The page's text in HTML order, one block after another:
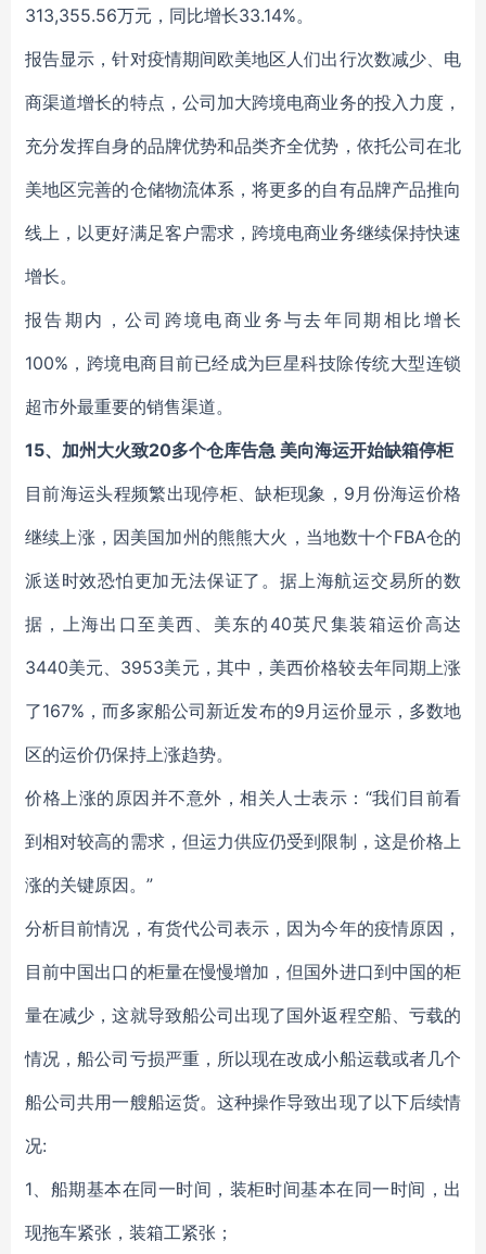
313,355.56万元，同比增长33.14%。
报告显示，针对疫情期间欧美地区人们出行次数减少、电
商渠道增长的特点，公司加大跨境电商业务的投入力度，
充分发挥自身的品牌优势和品类齐全优势，依托公司在北
美地区完善的仓储物流体系，将更多的自有品牌产品推向
线上，以更好满足客户需求，跨境电商业务继续保持快速
增长。
报告期内，公司跨境电商业务与去年同期相比增长
100%，跨境电商目前已经成为巨星科技除传统大型连锁
超市外最重要的销售渠道。
15、加州大火致20多个仓库告急 美向海运开始缺箱停柜
目前海运头程频繁出现停柜、缺柜现象，9月份海运价格
继续上涨，因美国加州的熊熊大火，当地数十个FBA仓的
派送时效恐怕更加无法保证了。据上海航运交易所的数
据，上海出口至美西、美东的40英尺集装箱运价高达
3440美元、3953美元，其中，美西价格较去年同期上涨
了167%，而多家船公司新近发布的9月运价显示，多数地
区的运价仍保持上涨趋势。
价格上涨的原因并不意外，相关人士表示：“我们目前看
到相对较高的需求，但运力供应仍受到限制，这是价格上
涨的关键原因。”
分析目前情况，有货代公司表示，因为今年的疫情原因，
目前中国出口的柜量在慢慢增加，但国外进口到中国的柜
量在减少，这就导致船公司出现了国外返程空船、亏载的
情况，船公司亏损严重，所以现在改成小船运载或者几个
船公司共用一艘船运货。这种操作导致出现了以下后续情
况:
1、船期基本在同一时间，装柜时间基本在同一时间，出
现拖车紧张，装箱工紧张；